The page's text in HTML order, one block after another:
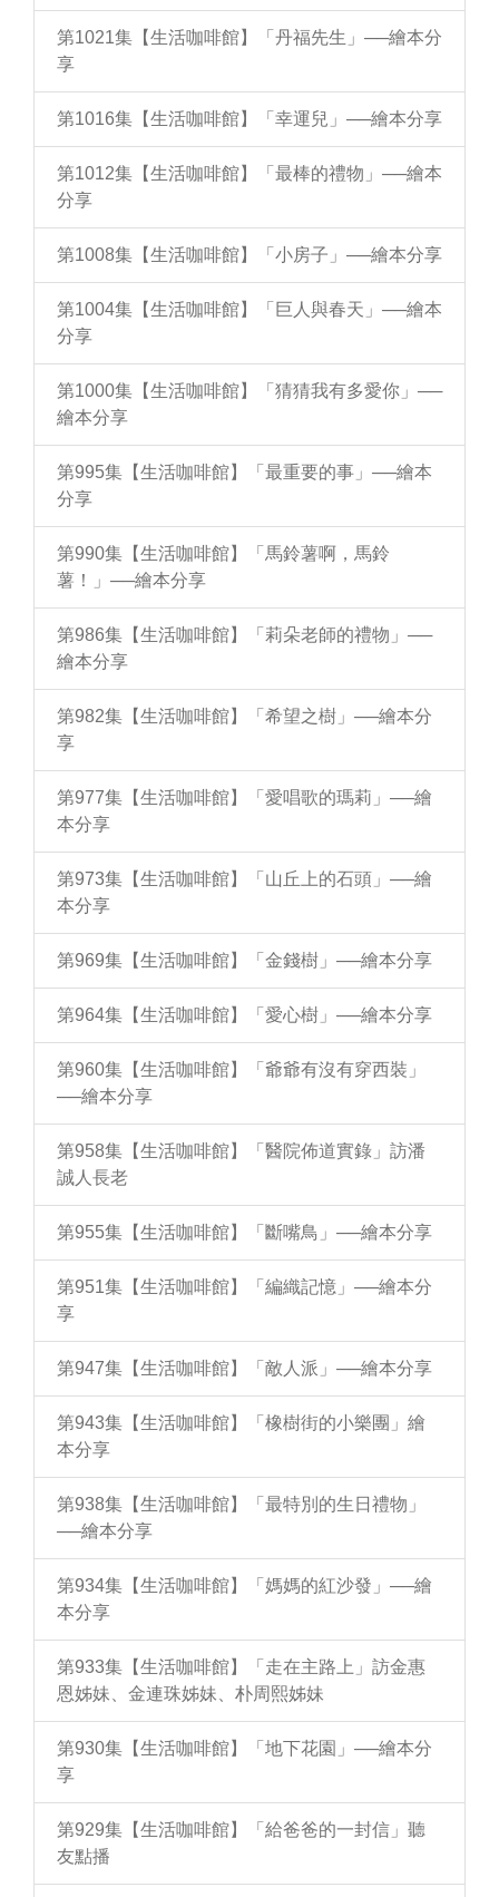
第1021集【生活咖啡館】「丹福先生」──繪本分
享
第1016集【生活咖啡館】「幸運兒」──繪本分享
第1012集【生活咖啡館】「最棒的禮物」──繪本
分享
第1008集【生活咖啡館】「小房子」──繪本分享
第1004集【生活咖啡館】「巨人與春天」──繪本
分享
第1000集【生活咖啡館】「猜猜我有多愛你」──
繪本分享
第995集【生活咖啡館】「最重要的事」──繪本
分享
第990集【生活咖啡館】「馬鈴薯啊，馬鈴
薯！」──繪本分享
第986集【生活咖啡館】「莉朵老師的禮物」──
繪本分享
第982集【生活咖啡館】「希望之樹」──繪本分
享
第977集【生活咖啡館】「愛唱歌的瑪莉」──繪
本分享
第973集【生活咖啡館】「山丘上的石頭」──繪
本分享
第969集【生活咖啡館】「金錢樹」──繪本分享
第964集【生活咖啡館】「愛心樹」──繪本分享
第960集【生活咖啡館】「爺爺有沒有穿西裝」
──繪本分享
第958集【生活咖啡館】「醫院佈道實錄」訪潘
誠人長老
第955集【生活咖啡館】「斷嘴鳥」──繪本分享
第951集【生活咖啡館】「編織記憶」──繪本分
享
第947集【生活咖啡館】「敵人派」──繪本分享
第943集【生活咖啡館】「橡樹街的小樂團」繪
本分享
第938集【生活咖啡館】「最特別的生日禮物」
──繪本分享
第934集【生活咖啡館】「媽媽的紅沙發」──繪
本分享
第933集【生活咖啡館】「走在主路上」訪金惠
恩姊妹、金連珠姊妹、朴周熙姊妹
第930集【生活咖啡館】「地下花園」──繪本分
享
第929集【生活咖啡館】「給爸爸的一封信」聽
友點播